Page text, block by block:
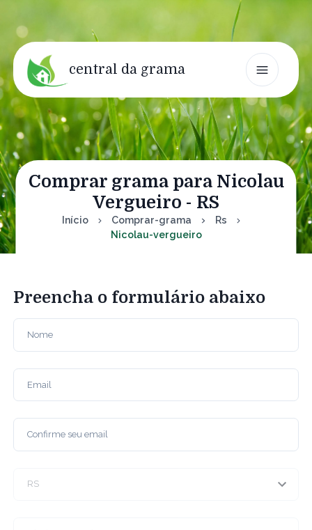
central da grama
Comprar grama para Nicolau
Vergueiro - RS
Início Comprar-grama
Rs
Nicolau-vergueiro
Preencha o formulário abaixo